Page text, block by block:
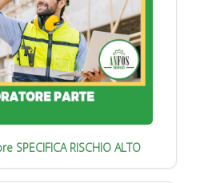
SPECIFICA RISCHIO ALTO